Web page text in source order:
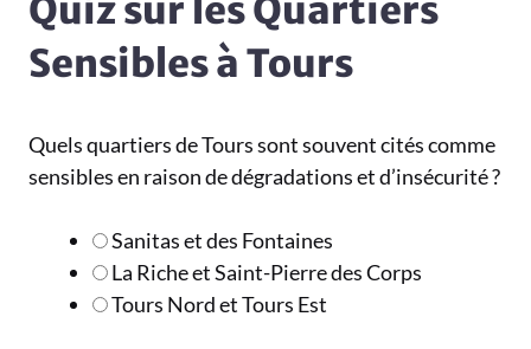
Quiz sur les Quartiers
Sensibles à Tours
Quels quartiers de Tours sont souvent cités comme
sensibles en raison de dégradations et d’insécurité ?
Sanitas et des Fontaines
La Riche et Saint-Pierre des Corps
Tours Nord et Tours Est